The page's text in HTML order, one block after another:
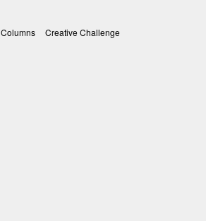
Columns Creative Challenge